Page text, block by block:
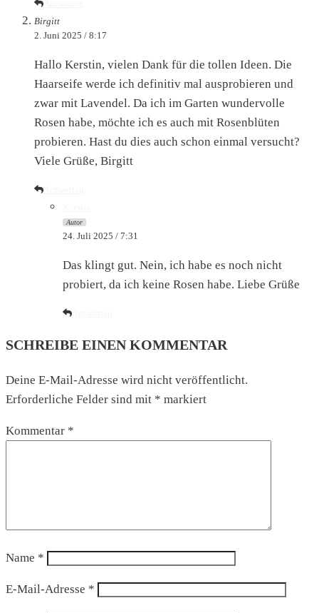
Birgitt
2. Juni 2025 / 8:17
Hallo Kerstin, vielen Dank für die tollen Ideen. Die
Haarseife werde ich definitiv mal ausprobieren und
zwar mit Lavendel. Da ich im Garten wundervolle
Rosen habe, möchte ich es auch mit Rosenblüten
probieren. Hast du dies auch schon einmal versucht?
Viele Grüße, Birgitt
Autor
24. Juli 2025 / 7:31
Das klingt gut. Nein, ich habe es noch nicht
probiert, da ich keine Rosen habe. Liebe Grüße
SCHREIBE EINEN KOMMENTAR
Deine E-Mail-Adresse wird nicht veröffentlicht.
Erforderliche Felder sind mit * markiert
Kommentar *
Name *
E-Mail-Adresse *